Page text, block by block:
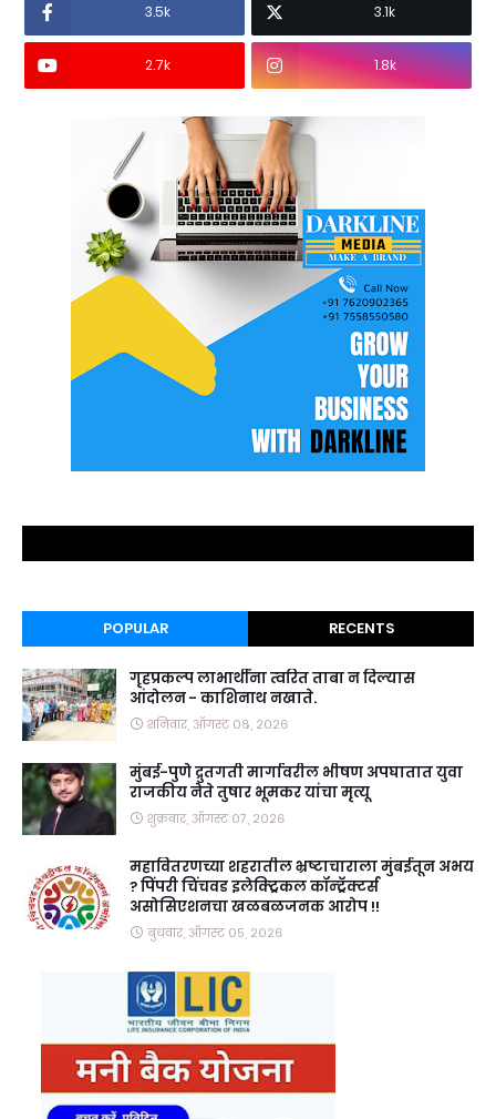
3.5k 3.1k
2.7k 1.8k
POPULAR RECENTS
गृहप्रकल्प लाभार्थींना त्वरित ताबा न दिल्यास
आंदोलन - काशिनाथ नखाते.
शनिवार, ऑगस्ट ०८, २०२६
मुंबई-पुणे द्रुतगती मार्गावरील भीषण अपघातात युवा
राजकीय नेते तुषार भूमकर यांचा मृत्यू
शुक्रवार, ऑगस्ट ०७, २०२६
महावितरणच्या शहरातील भ्रष्टाचाराला मुंबईतून अभय
? पिंपरी चिंचवड इलेक्ट्रिकल कॉन्ट्रॅक्टर्स
असोसिएशनचा खळबळजनक आरोप !!
बुधवार, ऑगस्ट ०५, २०२६